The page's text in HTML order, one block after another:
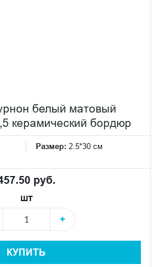
белый матовый
керамический бордюр
Размер: 2.5*30 см
руб.
шт
+
КУПИТЬ